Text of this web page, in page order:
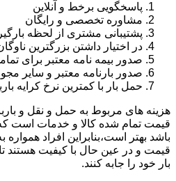
پاسخگویی برخط و آنلاین
مشاوره تخصصی و رایگان
پشتیبانی مشتری از لحظه
در اختیار داشتن بزرگترین
صدور بیمه نامه معتبر برای
صدور بارنامه معتبر و سایر
حمل بار با کمترین نرخ کرایه
هزینه های مربوط به حمل و نقل و
قیمت تمام شده کالا و خدمات است که
باشد بهتر است،بنابراین افراد
قیمت و در عین حال با کیفیت هستند تا
بار خود را جابه کنند.